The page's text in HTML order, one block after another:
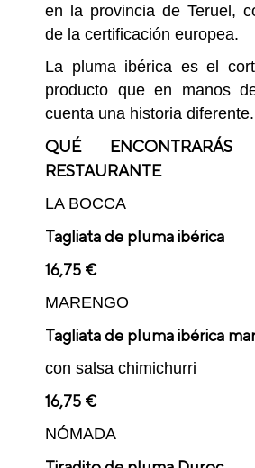
en la provincia de Teruel,
de la certificación europea.
La pluma ibérica es el
producto que en manos
cuenta una historia diferente.
QUÉ
RESTAURANTE
LA BOCCA
Tagliata de pluma ibérica
16,75 €
MARENGO
Tagliata de pluma ibérica
con salsa chimichurri
16,75 €
NÓMADA